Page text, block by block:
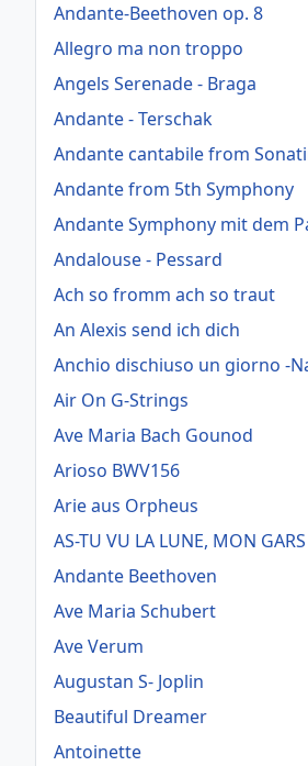
Andante-Beethoven op. 8
Allegro ma non troppo
Angels Serenade - Braga
Andante - Terschak
Andante cantabile from
Andante from 5th Symphony
Andante Symphony mit dem
Andalouse - Pessard
Ach so fromm ach so traut
An Alexis send ich dich
Anchio dischiuso un giorno -
Air On G-Strings
Ave Maria Bach Gounod
Arioso BWV156
Arie aus Orpheus
AS-TU VU LA LUNE, MON GARS
Andante Beethoven
Ave Maria Schubert
Ave Verum
Augustan S- Joplin
Beautiful Dreamer
Antoinette